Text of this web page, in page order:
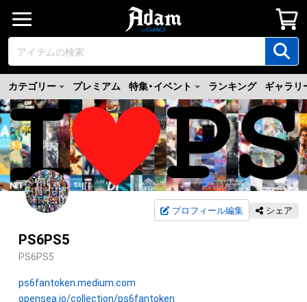
カテゴリー プレミアム 特集・イベント ランキング ギャラリ
プロフィール編集 シェア
PS6PS5
PS6PS5
ps6fantoken.medium.com
opensea.io/collection/ps6fantoken